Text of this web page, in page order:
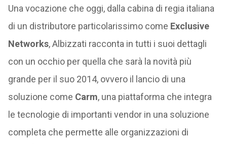
Una vocazione che oggi, dalla cabina di regia italiana
di un distributore particolarissimo come Exclusive
Networks, Albizzati racconta in tutti i suoi dettagli
con un occhio per quella che sarà la novità più
grande per il suo 2014, ovvero il lancio di una
soluzione come Carm, una piattaforma che integra
le tecnologie di importanti vendor in una soluzione
completa che permette alle organizzazioni di